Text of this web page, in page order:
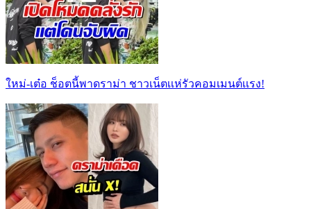
ใหม่-เต๋อ ช็อตนี้พาดราม่า ชาวเน็ตเเห่รัวคอมเมนต์เเรง!